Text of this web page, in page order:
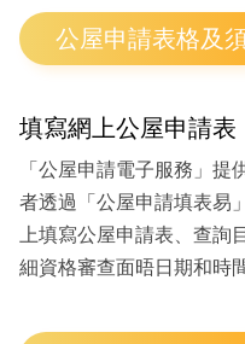
公屋申請表格及
填寫網上公屋申請表
「公屋申請電子服務」
者透過「公屋申請填表易
上填寫公屋申請表、查
細資格審查面晤日期和時間